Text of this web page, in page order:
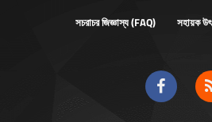
সচরাচর জিজ্ঞাস্য (FAQ) সহায়ক